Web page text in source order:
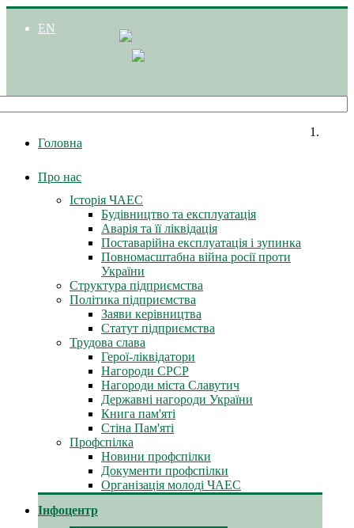
EN
Головна
Про нас
Історія ЧАЕС
Будівництво та експлуатація
Аварія та її ліквідація
Поставарійна експлуатація і зупинка
Повномасштабна війна росії проти
України
Структура підприємства
Політика підприємства
Заяви керівництва
Статут підприємства
Трудова слава
Герої-ліквідатори
Нагороди СРСР
Нагороди міста Славутич
Державні нагороди України
Книга пам'яті
Стіна Пам'яті
Профспілка
Новини профспілки
Документи профспілки
Організація молоді ЧАЕС
Інфоцентр